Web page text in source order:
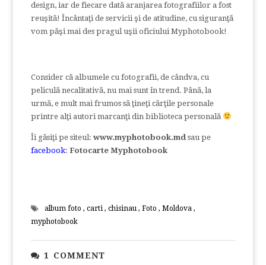
design, iar de fiecare dată aranjarea fotografiilor a fost
reuşită! Încântaţi de servicii şi de atitudine, cu siguranţă
vom păşi mai des pragul uşii oficiului Myphotobook!
Consider că albumele cu fotografii, de cândva, cu
peliculă necalitativă, nu mai sunt în trend. Până, la
urmă, e mult mai frumos să ţineţi cărţile personale
printre alţi autori marcanţi din biblioteca personală
Îi găsiţi pe siteul:www.myphotobook.md sau pe
facebook: Fotocarte Myphotobook
album foto ,carti,chisinau ,Foto ,Moldova ,
myphotobook
1 COMMENT